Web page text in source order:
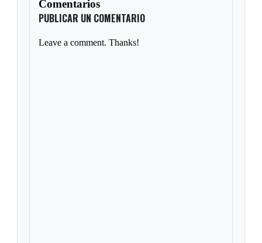
Comentarios
PUBLICAR UN COMENTARIO
Leave a comment. Thanks!